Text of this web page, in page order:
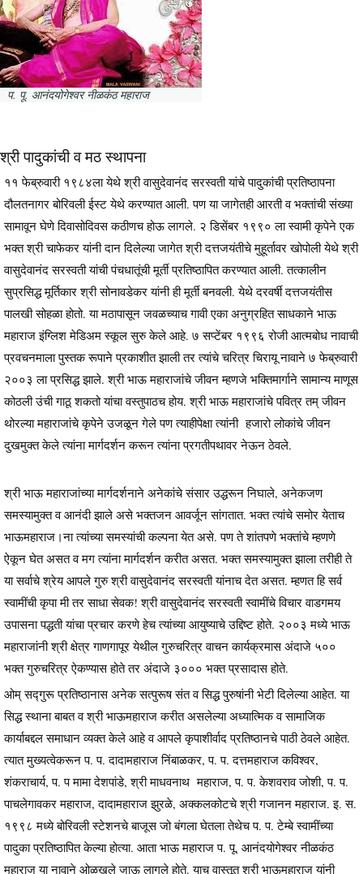
प. पू. आनंदयोगेश्वर नीळकंठ महाराज
श्री पादुकांची व मठ स्थापना
११ फेब्रुवारी १९८४ला येथे श्री वासुदेवानंद सरस्वती यांचे पादुकांची प्रतिष्ठापना
दौलतनागर बोरिवली ईस्ट येथे करण्यात आली. पण या जागेतही आरती व भक्तांची संख्या
सामावून घेणे दिवासोदिवस कठीणच होऊ लागले. २ डिसेंबर १९९० ला स्वामी कृपेने एक
भक्त श्री चाफेकर यांनी दान दिलेल्या जागेत श्री दत्तजयंतीचे मुहूर्तावर खोपोली येथे श्री
वासुदेवानंद सरस्वती यांची पंचधातूंची मूर्ती प्रतिष्ठापित करण्यात आली. तत्कालीन
सुप्रसिद्ध मूर्तिकार श्री सोनावडेकर यांनी ही मूर्ती बनवली. येथे दरवर्षी दत्तजयंतीस
पालखी सोहळा होतो. या मठापासून जवळच्याच गावी एका अनुग्रहित साधकाने भाऊ
महाराज इंग्लिश मेडिअम स्कूल सुरु केले आहे. ७ सप्टेंबर १९९६ रोजी आत्मबोध नावाची
प्रवचनमाला पुस्तक रूपाने प्रकाशीत झाली तर त्यांचे चरित्र चिरायू नावाने ७ फेब्रुवारी
२००३ ला प्रसिद्ध झाले. श्री भाऊ महाराजांचे जीवन म्हणजे भक्तिमार्गाने सामान्य माणूस
कोठली उंची गाठू शकतो यांचा वस्तुपाठच होय. श्री भाऊ महाराजांचे पवित्र तम् जीवन
थोरल्या महाराजांचे कृपेने उजळून गेले पण त्याहीपेक्षा त्यांनी हजारो लोकांचे जीवन
दुखमुक्त केले त्यांना मार्गदर्शन करून त्यांना प्रगतीपथावर नेऊन ठेवले.
श्री भाऊ महाराजांच्या मार्गदर्शनाने अनेकांचे संसार उद्धरून निघाले, अनेकजण
समस्यामुक्त व आनंदी झाले असे भक्तजन आवर्जून सांगतात. भक्त त्यांचे समोर येताच
भाऊमहाराज।ना त्यांच्या समस्यांची कल्पना येत असे. पण ते शांतपणे भक्तांचे म्हणणे
ऐकून घेत असत व मग त्यांना मार्गदर्शन करीत असत. भक्त समस्यामुक्त झाला तरीही ते
या सर्वाचे श्रेय आपले गुरु श्री वासुदेवानंद सरस्वती यांनाच देत असत. म्हणत हि सर्व
स्वामींची कृपा मी तर साधा सेवक! श्री वासुदेवानंद सरस्वती स्वामींचे विचार वाडगमय
उपासना पद्धती यांचा प्रचार करणे हेच त्यांच्या आयुष्याचे उद्दिष्ट होते. २००३ मध्ये भाऊ
महाराजांनी श्री क्षेत्र गाणगापूर येथील गुरुचरित्र वाचन कार्यक्रमास अंदाजे ५००
भक्त गुरुचरित्र ऐकण्यास होते तर अंदाजे ३००० भक्त प्रसादास होते.
ओम् सद्गुरू प्रतिष्ठानास अनेक सत्पुरूष संत व सिद्ध पुरुषांनी भेटी दिलेल्या आहेत. या
सिद्ध स्थाना बाबत व श्री भाऊमहाराज करीत असलेल्या अध्यात्मिक व सामाजिक
कार्याबद्दल समाधान व्यक्त केले आहे व आपले कृपाशीर्वाद प्रतिष्ठानचे पाठी ठेवले आहेत.
त्यात मुख्यत्वेकरून प. प. दादामहाराज निंबाळकर, प. प. दत्तमहाराज कविश्वर,
शंकराचार्य, प. प मामा देशपांडे, श्री माधवनाथ महाराज, प. प. केशवराव जोशी, प. प.
पाचलेगावकर महाराज, दादामहाराज झुरळे, अक्कलकोटचे श्री गजानन महाराज. इ. स.
१९९८ मध्ये बोरिवली स्टेशनचे बाजूस जो बंगला घेतला तेथेच प. प. टेम्बे स्वामींच्या
पादुका प्रतिष्ठापित केल्या होत्या. आता भाऊ महाराज प. पू. आनंदयोगेश्वर नीळकंठ
महाराज या नावाने ओळखले जाऊ लागले होते. याच वास्तूत श्री भाऊमहाराज यांनी